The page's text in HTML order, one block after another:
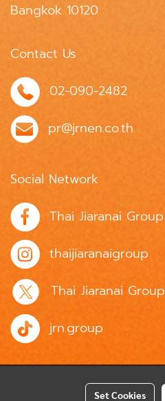
Bangkok 10120
Contact Us
02-090-2482
pr@jrnen.co.th
Social Network
Thai Jiaranai Group
thaijiaranaigroup
Thai Jiaranai Group
jrn.group
Set Cookies